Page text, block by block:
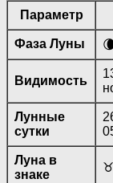
Параметр
Фаза Луны
Видимость
Лунные
сутки
Луна в
знаке